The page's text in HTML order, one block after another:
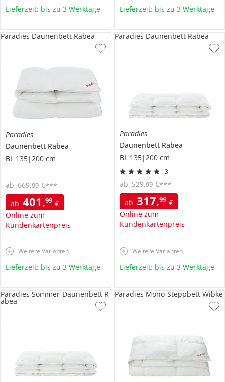
Lieferzeit: bis zu 3 Werktage Lieferzeit: bis zu 3 Werktage
Paradies
Daunenbett Rabea
BL 135|200 cm
ab 401,99 €
Online zum
Kundenkartenpreis
ab 669,99 €***
Paradies Daunenbett Rabea
Weitere Varianten
Lieferzeit: bis zu 3 Werktage
Paradies
Daunenbett Rabea
BL 135|200 cm
3
ab 317,99 €
Online zum
Kundenkartenpreis
ab 529,99 €***
Paradies Daunenbett Rabea
Weitere Varianten
Lieferzeit: bis zu 3 Werktage
Paradies Sommer-Daunenbett R
abea
Paradies Mono-Steppbett Wibke